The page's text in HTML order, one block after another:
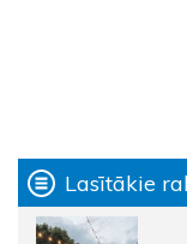
Lasītākie